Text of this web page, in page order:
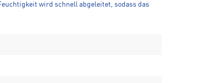
wird schnell abgeleitet, sodass das